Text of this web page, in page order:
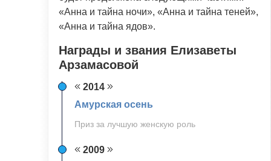
«Анна и тайна ночи», «Анна и тайна теней»,
«Анна и тайна ядов».
Награды и звания Елизаветы
Арзамасовой
2014
Амурская осень
Приз за лучшую женскую роль
2009